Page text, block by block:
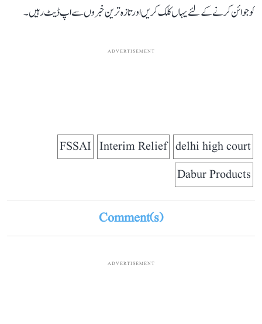
کو جوائن کرنے کے لئے یہاں کلک کریں اور تازہ ترین خبروں سے اپ ڈیٹ رہیں۔
ADVERTISEMENT
delhi high court
Interim Relief
FSSAI
Dabur Products
Comment(s)
ADVERTISEMENT